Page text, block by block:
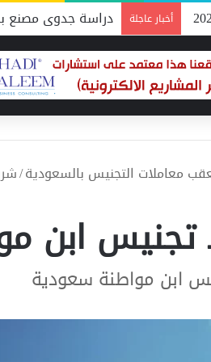
أخبار عاجلة دراسة جدوى مصنع
معاملات التجنيس بالسعودية/
ابن
ابن مواطنة سعودية